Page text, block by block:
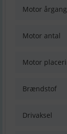
Motor årgang
Motor antal
Motor
Brændstof
Drivaksel